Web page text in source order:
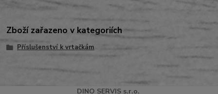
Zboží zařazeno v kategoriích
Příslušenství k vrtačkám
DINO SERVISs.r.o.